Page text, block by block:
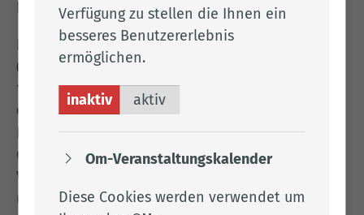
Lösungsansätze zu vertiefen.
Die Veranstaltung findet am 23. Juni 2026
(Dienstag) von 16.30 bis 19.00 Uhr (Einlass ab
16.00 Uhr) im Kompetenzzentrum der Remmers
GmbH, Bernhard-Remmers-Straße 13, 49624
Löningen, statt. Sie richtet sich insbesondere an
Geschäftsführende, Entscheider sowie
Verantwortliche für IT, Sicherheit, Compliance
und Digitalisierung. Die Teilnahme ist kostenfrei,
Verfügung zu stellen die Ihnen ein
besseres Benutzererlebnis
ermöglichen.
inaktiv aktiv
Om-Veranstaltungskalender
Diese Cookies werden verwendet um